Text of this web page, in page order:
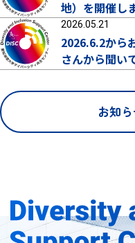
地）を開催し
2026.05.21
2026.6.2から
さんから聞い
お知